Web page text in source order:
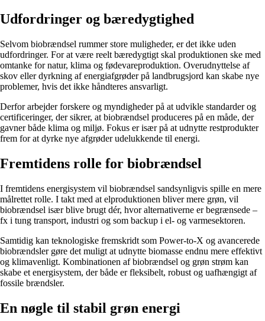
Udfordringer og bæredygtighed
Selvom biobrændsel rummer store muligheder, er det ikke uden
udfordringer. For at være reelt bæredygtigt skal produktionen ske med
omtanke for natur, klima og fødevareproduktion. Overudnyttelse af
skov eller dyrkning af energiafgrøder på landbrugsjord kan skabe nye
problemer, hvis det ikke håndteres ansvarligt.
Derfor arbejder forskere og myndigheder på at udvikle standarder og
certificeringer, der sikrer, at biobrændsel produceres på en måde, der
gavner både klima og miljø. Fokus er især på at udnytte restprodukter
frem for at dyrke nye afgrøder udelukkende til energi.
Fremtidens rolle for biobrændsel
I fremtidens energisystem vil biobrændsel sandsynligvis spille en mere
målrettet rolle. I takt med at elproduktionen bliver mere grøn, vil
biobrændsel især blive brugt dér, hvor alternativerne er begrænsede –
fx i tung transport, industri og som backup i el- og varmesektoren.
Samtidig kan teknologiske fremskridt som Power-to-X og avancerede
biobrændsler gøre det muligt at udnytte biomasse endnu mere effektivt
og klimavenligt. Kombinationen af biobrændsel og grøn strøm kan
skabe et energisystem, der både er fleksibelt, robust og uafhængigt af
fossile brændsler.
En nøgle til stabil grøn energi